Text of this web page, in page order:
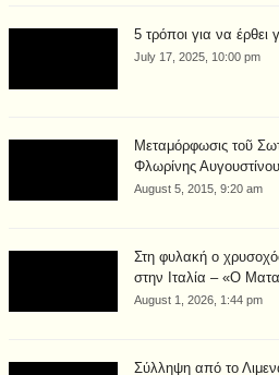
5 τρόποι για να έρθει
July 17, 2025, 10:00 pm
Μεταμόρφωσις τοῦ
Φλωρίνης
August 5, 2015, 9:20 am
Στη φυλακή ο
στην Ιταλία – «Ο
August 1, 2026, 1:44 pm
Σύλληψη από το